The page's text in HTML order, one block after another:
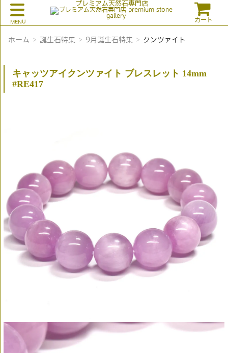
プレミアム天然石専門店
カート
ホーム 誕生石特集 9月誕生石特集 クンツァイト
キャッツアイクンツァイト ブレスレット 14mm
#RE417